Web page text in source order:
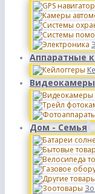
Аппаратные
Дом - Семья